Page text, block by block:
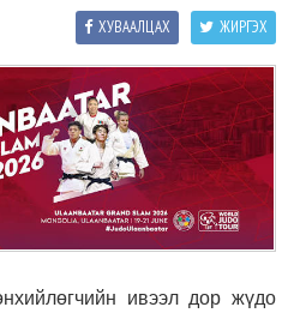
ЖИРГЭХ
ХУВААЛЦАХ
ивээл дор жүдо